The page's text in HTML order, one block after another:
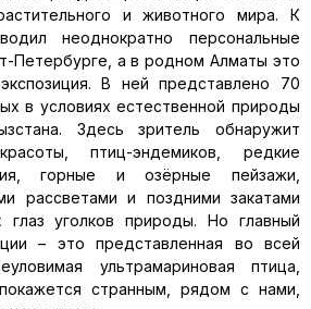
и животного мира. К
неоднократно персональные
Петербурге, а в родном Алматы это
В ней представлено 70
в условиях естественной природы
Здесь зритель обнаружит
птиц-эндемиков, редкие
горные и озёрные пейзажи,
рассветами и поздними закатами
глаз уголков природы. Но главный
– это представленная во всей
ультрамариновая птица,
странным, рядом с нами,